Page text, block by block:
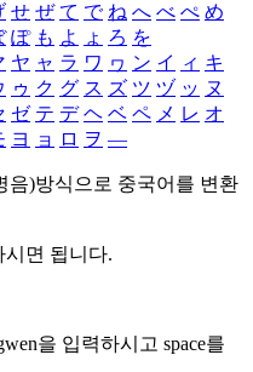
せ ぜ て で ね へ べ ぺ め
ぽ も よ ょ ろ を
ヤ ャ ラ ワ ヮ ン イ ィ キ
ゥ ク グ ス ズ ツ ヅ ッ ヌ
ゼ テ デ ヘ ベ ペ メ レ オ
ヨ ョ ロ ヲ ―
음)방식으로 중국어를 변환
면 됩니다.
을 입력하시고 space를